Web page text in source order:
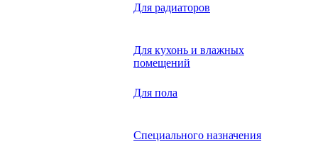
Для радиаторов
Для кухонь и влажных
помещений
Для пола
Специального назначения